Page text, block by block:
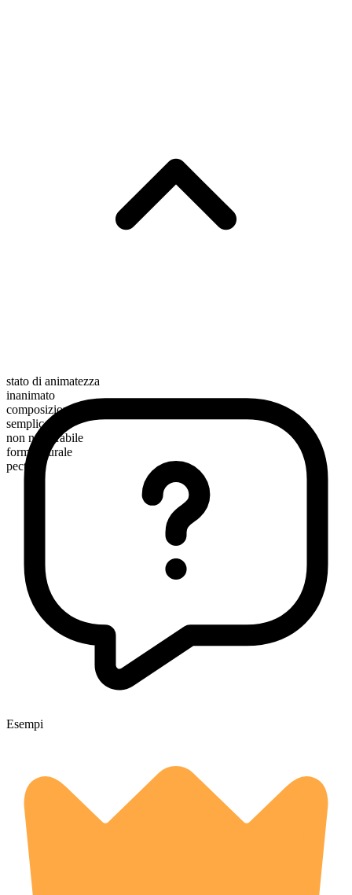
stato di animatezza
inanimato
composizione morfologica
semplice
non numerabile
forma plurale
pectins
Esempi